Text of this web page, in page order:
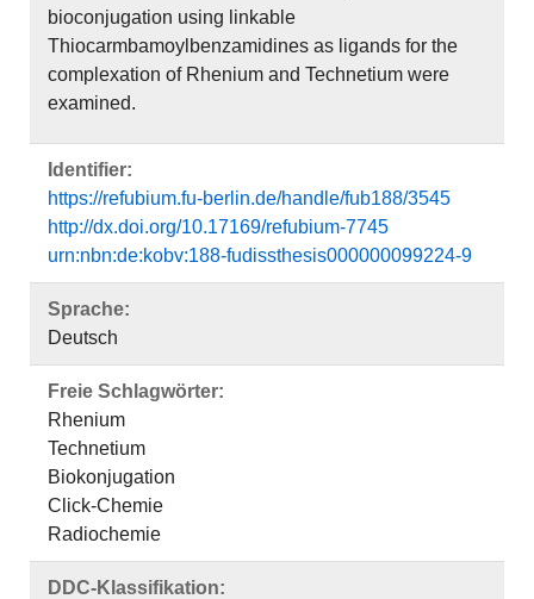
bioconjugation using linkable
Thiocarmbamoylbenzamidines as ligands for the
complexation of Rhenium and Technetium were
examined.
Identifier:
https://refubium.fu-berlin.de/handle/fub188/3545
http://dx.doi.org/10.17169/refubium-7745
urn:nbn:de:kobv:188-fudissthesis000000099224-9
Sprache:
Deutsch
Freie Schlagwörter:
Rhenium
Technetium
Biokonjugation
Click-Chemie
Radiochemie
DDC-Klassifikation: